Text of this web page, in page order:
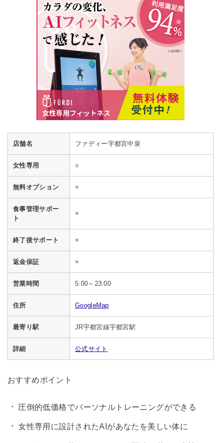
店舗名 ファディー宇都宮中泉
女性専用 ○
無料オプション ×
食事管理サポー
ト
×
終了後サポート ×
返金保証 ×
営業時間 5:00～23:00
住所 GoogleMap
最寄り駅 JR宇都宮線宇都宮駅
詳細 公式サイト
おすすめポイント
圧倒的低価格でパーソナルトレーニングができる
女性専用に設計されたAIがあなたを美しい体に